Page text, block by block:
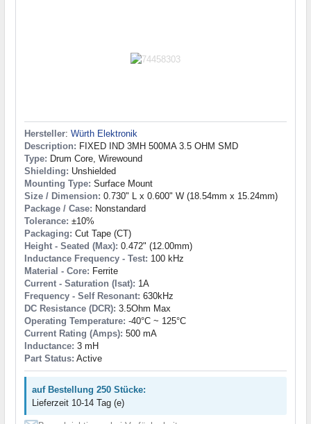
Hersteller: Würth Elektronik
Description: FIXED IND 3MH 500MA 3.5 OHM SMD
Type: Drum Core, Wirewound
Shielding: Unshielded
Mounting Type: Surface Mount
Size / Dimension: 0.730" L x 0.600" W (18.54mm x 15.24mm)
Package / Case: Nonstandard
Tolerance: ±10%
Packaging: Cut Tape (CT)
Height - Seated (Max): 0.472" (12.00mm)
Inductance Frequency - Test: 100 kHz
Material - Core: Ferrite
Current - Saturation (Isat): 1A
Frequency - Self Resonant: 630kHz
DC Resistance (DCR): 3.5Ohm Max
Operating Temperature: -40°C ~ 125°C
Current Rating (Amps): 500 mA
Inductance: 3 mH
Part Status: Active
auf Bestellung 250 Stücke:
Lieferzeit 10-14 Tag (e)